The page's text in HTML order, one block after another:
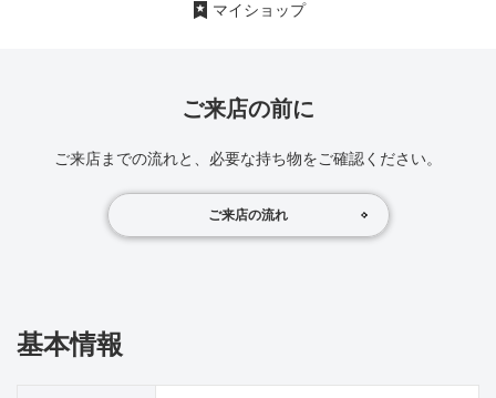
マイショップ
ご来店の前に
ご来店までの流れと、必要な持ち物をご確認ください。
ご来店の流れ
基本情報